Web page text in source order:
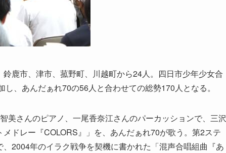
鹿市、津市、菰野町、川越町から24人。四日市少年少女合
、あんだぁれ70の56人と合わせての総勢170人となる。
美さんのピアノ、一尾香奈江さんのパーカッションで、三沢
ドレー『COLORS』」を、あんだぁれ70が歌う。第2ステ
2004年のイラク戦争を契機に書かれた「混声合唱組曲『あ